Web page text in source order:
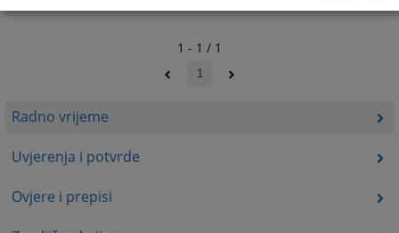
Radno vrijeme
Uvjerenja i potvrde
Ovjere i prepisi
1 - 1 / 1
1